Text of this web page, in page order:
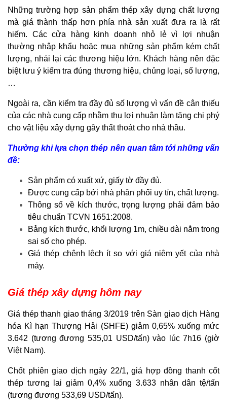
Những trường hợp sản phẩm thép xây dựng chất lượng
mà giá thành thấp hơn phía nhà sản xuất đưa ra là rất
hiếm. Các cửa hàng kinh doanh nhỏ lẻ vì lợi nhuận
thường nhập khẩu hoặc mua những sản phẩm kém chất
lượng, nhái lại các thương hiệu lớn. Khách hàng nên đặc
biệt lưu ý kiểm tra đúng thương hiệu, chủng loại, số lượng,
…
Ngoài ra, cần kiểm tra đầy đủ số lượng vì vấn đề cân thiếu
của các nhà cung cấp nhằm thu lợi nhuận làm tăng chi phý
cho vật liệu xây dựng gây thất thoát cho nhà thầu.
Thường khi lựa chọn thép nên quan tâm tới những vấn
đề:
Sản phẩm có xuất xứ, giấy tờ đầy đủ.
Được cung cấp bởi nhà phân phối uy tín, chất lượng.
Thông số về kích thước, trọng lượng phải đảm bảo
tiêu chuẩn TCVN 1651:2008.
Bảng kích thước, khổi lượng 1m, chiều dài nằm trong
sai số cho phép.
Giá thép chênh lệch ít so với giá niêm yết của nhà
máy.
Giá thép xây dựng hôm nay
Giá thép thanh giao tháng 3/2019 trên Sàn giao dịch Hàng
hóa Kì hạn Thượng Hải (SHFE) giảm 0,65% xuống mức
3.642 (tương đương 535,01 USD/tấn) vào lúc 7h16 (giờ
Việt Nam).
Chốt phiên giao dịch ngày 22/1, giá hợp đồng thanh cốt
thép tương lai giảm 0,4% xuống 3.633 nhân dân tệ/tấn
(tương đương 533,69 USD/tấn).